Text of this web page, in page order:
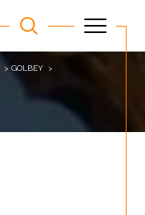
GOLBEY